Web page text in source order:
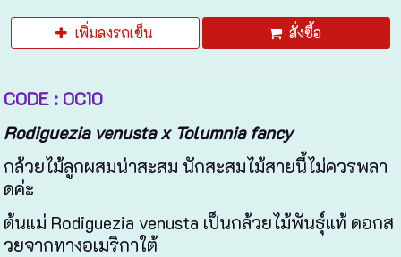
เพิ่มลงรถเข็น สั่งซื้อ
CODE : OC10
Rodiguezia venusta x Tolumnia fancy
กล้วยไม้ลูกผสมน่าสะสม นักสะสมไม้สายนี้ไม่ควรพลา
ดค่ะ
ต้นแม่ Rodiguezia venusta เป็นกล้วยไม้พันธุ์แท้ ดอกส
วยจากทางอเมริกาใต้